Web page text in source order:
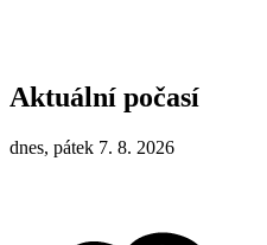
Aktuální počasí
dnes, pátek 7. 8. 2026